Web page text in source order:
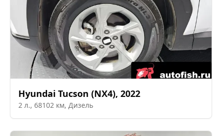
Hyundai Tucson (NX4), 2022
2 л., 68102 км, Дизель